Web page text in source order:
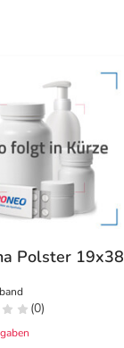
Polster 19x38
(0)